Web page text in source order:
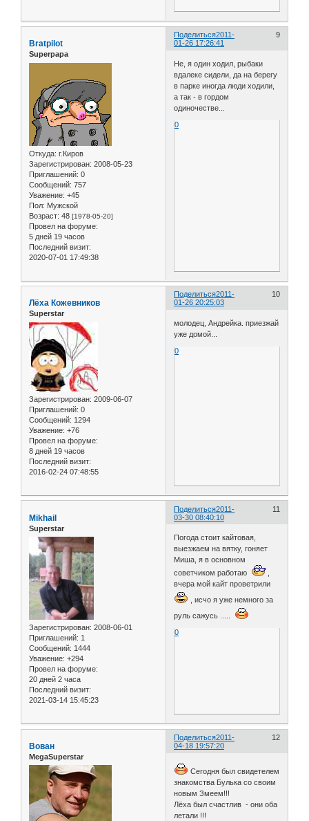
Поделиться 9
2011-
01-26 17:26:41
Bratpilot
Superpapa
Откуда: г.Киров
Зарегистрирован: 2008-05-23
Приглашений: 0
Сообщений: 757
Уважение: +45
Пол: Мужской
Возраст: 48 [1978-05-20]
Провел на форуме:
5 дней 19 часов
Последний визит:
2020-07-01 17:49:38
Не, я один ходил, рыбаки
вдалеке сидели, да на берегу
в парке иногда люди ходили,
а так - в гордом
одиночестве...
0
Поделиться 10
2011-
01-26 20:25:03
Лёха Кожевников
Superstar
Зарегистрирован: 2009-06-07
Приглашений: 0
Сообщений: 1294
Уважение: +76
Провел на форуме:
8 дней 19 часов
Последний визит:
2016-02-24 07:48:55
молодец, Андрейка. приезжай
уже домой...
0
Поделиться 11
2011-
03-30 08:40:10
Mikhail
Superstar
Зарегистрирован: 2008-06-01
Приглашений: 1
Сообщений: 1444
Уважение: +294
Провел на форуме:
20 дней 2 часа
Последний визит:
2021-03-14 15:45:23
Погода стоит кайтовая,
выезжаем на вятку, гоняет
Миша, я в основном
советчиком работаю
вчера мой кайт проветрили
, исчо я уже немного за
руль сажусь .....
0
Поделиться 12
2011-
04-18 19:57:20
Вован
MegaSuperstar
Сегодня был свидетелем
знакомства Булька со своим
новым Змеем!!!
Лёха был счастлив - они оба
летали !!!